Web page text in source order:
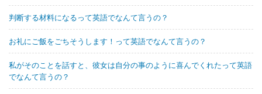
判断する材料になるって英語でなんて言うの？
お礼にご飯をごちそうします！って英語でなんて言うの？
私がそのことを話すと、彼女は自分の事のように喜んでくれたって英語
でなんて言うの？